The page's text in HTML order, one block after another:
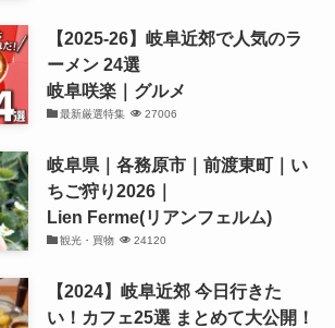
【2025-26】岐阜近郊で人気のラ
ーメン 24選
岐阜咲楽｜グルメ
最新厳選特集 27006
岐阜県｜各務原市｜前渡東町｜い
ちご狩り2026｜
Lien Ferme(リアンフェルム)
観光・買物 24120
【2024】岐阜近郊 今日行きた
い！カフェ25選 まとめて大公開！